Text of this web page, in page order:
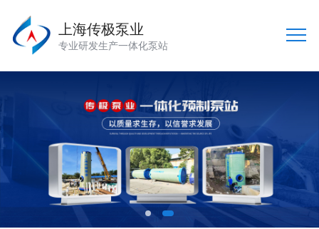
上海传极泵业
专业研发生产一体化泵站